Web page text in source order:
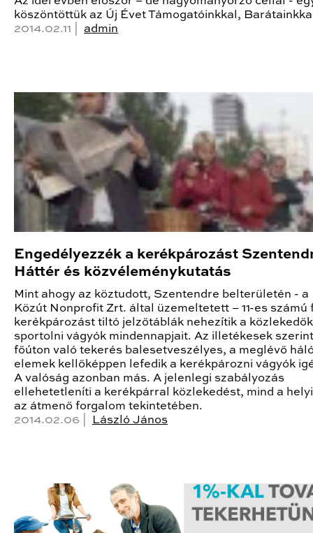
köszöntöttük az Új Évet Támogatóinkkal,
2014.02.11 | admin
Engedélyezzék a kerékpározást
Háttér és közvéleménykutatás
Mint ahogy az köztudott, Szentendre belterületén - a
Közút Nonprofit Zrt. által üzemeltetett – 11-es számú
kerékpározást tiltó jelzőtáblák nehezítik a
sportolni vágyók mindennapjait. Az illetékesek
főúton való tekerés balesetveszélyes, a meglévő
elemek kellőképpen lefedik a kerékpározni vágyók
A valóság azonban más. A jelenlegi szabályozás
ellehetetleníti a kerékpárral közlekedést, mind a
az átmenő forgalom tekintetében.
2014.02.06 |
László János